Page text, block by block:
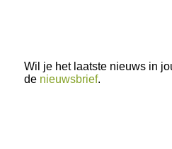
Wil je het laatste nieuws in
de nieuwsbrief.